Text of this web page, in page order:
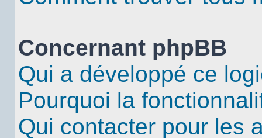
Concernant phpBB
Qui a développé ce
Pourquoi la
Qui contacter pour les